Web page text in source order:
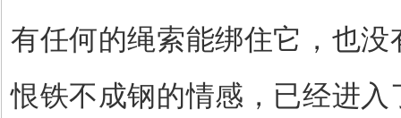
有任何的绳索能绑住它，也
恨铁不成钢的情感，已经进